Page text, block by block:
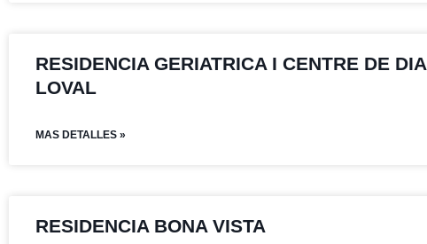
RESIDENCIA GERIATRICA I CENTRE DE DIA
LOVAL
MAS DETALLES »
RESIDENCIA BONA VISTA